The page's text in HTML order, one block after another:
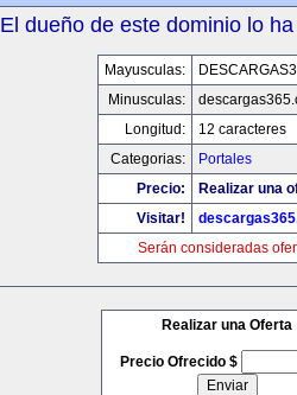
El dueño de este dominio lo
Mayusculas:
Minusculas:
Longitud:
12 caracteres
Categorias:
Portales
Precio:
Realizar una
Visitar!
Serán consideradas
Realizar una Oferta
Precio Ofrecido $